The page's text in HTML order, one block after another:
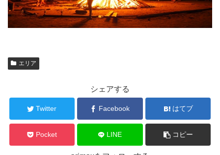
エリア
シェアする
Twitter Facebook はてブ
Pocket LINE コピー